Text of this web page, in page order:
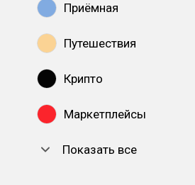
Приёмная
Путешествия
Крипто
Маркетплейсы
Показать все